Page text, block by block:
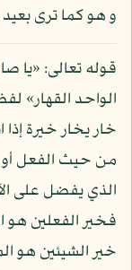
و هو كما ترى
قوله تعالى: «يا
الواحد القهار»
خار يخار خيرة
من حيث الفعل
الذي يفضل على
فخير الفعلين هو
خير الشيئين هو